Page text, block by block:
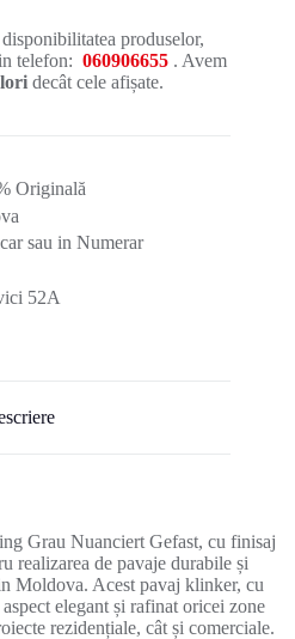
produselor,
telefon: 060906655 . Avem
decât cele afișate.
Originală
sau in Numerar
52A
Grau Nuanciert Gefast, cu finisaj
realizarea de pavaje durabile și
Moldova. Acest pavaj klinker, cu
elegant și rafinat oricei zone
rezidențiale, cât și comerciale.